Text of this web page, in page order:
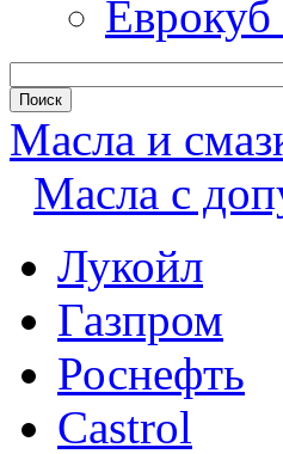
Масла и
Масла с
Лукойл
Газпром
Роснефть
Castrol